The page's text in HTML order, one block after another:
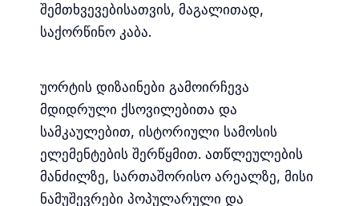
შემთხვევებისათვის, მაგალითად,
საქორწინო კაბა.
უორტის დიზაინები გამოირჩევა
მდიდრული ქსოვილებითა და
სამკაულებით, ისტორიული სამოსის
ელემენტების შერწყმით. ათწლეულების
მანძილზე, სართაშორისო არეალზე, მისი
ნამუშევრები პოპულარული და